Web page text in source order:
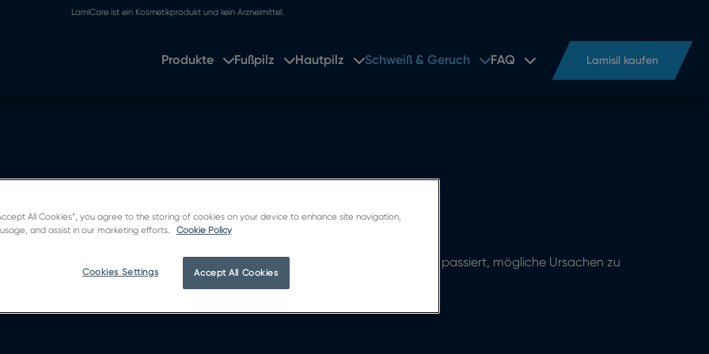
LamiCare ist ein Kosmetikprodukt und kein Arzneimittel.
Produkte Fußpilz Hautpilz Schweiß & Geruch FAQ Lamisil kaufen
klare, leicht verständliche Informationen, die Ihnen helfen zu erkennen, was passiert, mögliche Ursachen zu
All Cookies”, you agree to the storing of cookies on your device to enhance site navigation,
and assist in our marketing efforts.
Cookie Policy
Accept All Cookies
Cookies Settings